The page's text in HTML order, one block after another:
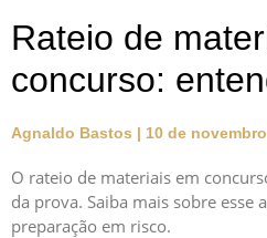
Rateio de
concurso:
Agnaldo Bastos 10 de
O rateio de materiais em
da prova. Saiba mais sobre esse
preparação em risco.